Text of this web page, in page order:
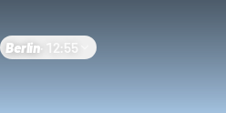
Berlin 12:55